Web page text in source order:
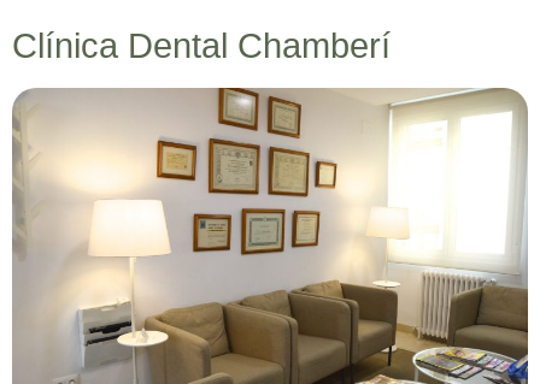
Clínica Dental Chamberí